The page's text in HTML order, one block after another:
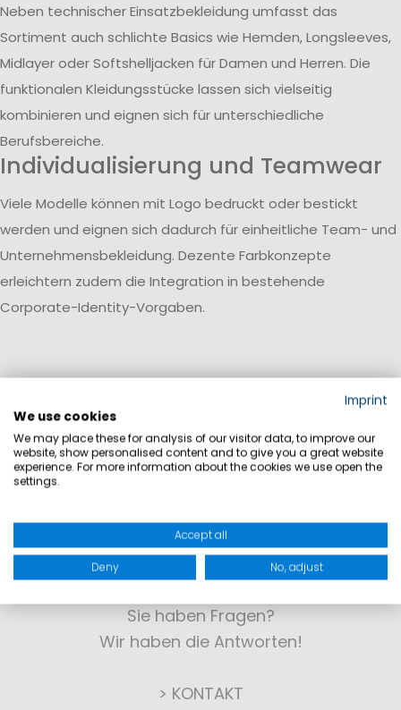
Neben technischer Einsatzbekleidung umfasst das
Sortiment auch schlichte Basics wie Hemden, Longsleeves,
Midlayer oder Softshelljacken für Damen und Herren. Die
funktionalen Kleidungsstücke lassen sich vielseitig
kombinieren und eignen sich für unterschiedliche
Berufsbereiche.
Individualisierung und Teamwear
Viele Modelle können mit Logo bedruckt oder bestickt
werden und eignen sich dadurch für einheitliche Team- und
Unternehmensbekleidung. Dezente Farbkonzepte
erleichtern zudem die Integration in bestehende
Corporate-Identity-Vorgaben.
Sie haben Fragen?
Wir haben die Antworten!
> KONTAKT
Imprint
We use cookies
We may place these for analysis of our visitor data, to improve our
website, show personalised content and to give you a great website
experience. For more information about the cookies we use open the
settings.
Accept all
Deny No, adjust